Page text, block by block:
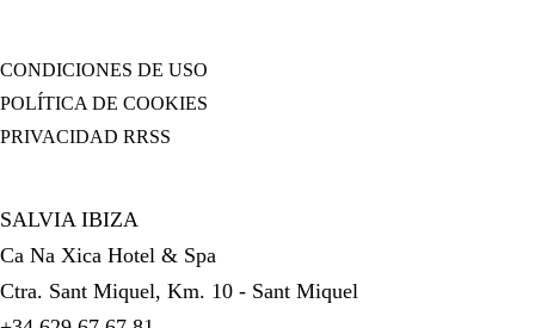
CONDICIONES DE USO
POLÍTICA DE COOKIES
PRIVACIDAD RRSS
SALVIA IBIZA
Ca Na Xica Hotel & Spa
Ctra. Sant Miquel, Km. 10 - Sant Miquel